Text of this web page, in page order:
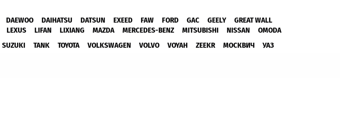
DAEWOO DAIHATSU DATSUN EXEED FAW FORD GAC GEELY
GREAT WALL
LEXUS LIFAN LIXIANG MAZDA MERCEDES-BENZ MITSUBISHI NISSAN
OMODA
SUZUKI TANK TOYOTA VOLKSWAGEN VOLVO VOYAH ZEEKR МОСКВИЧ УАЗ